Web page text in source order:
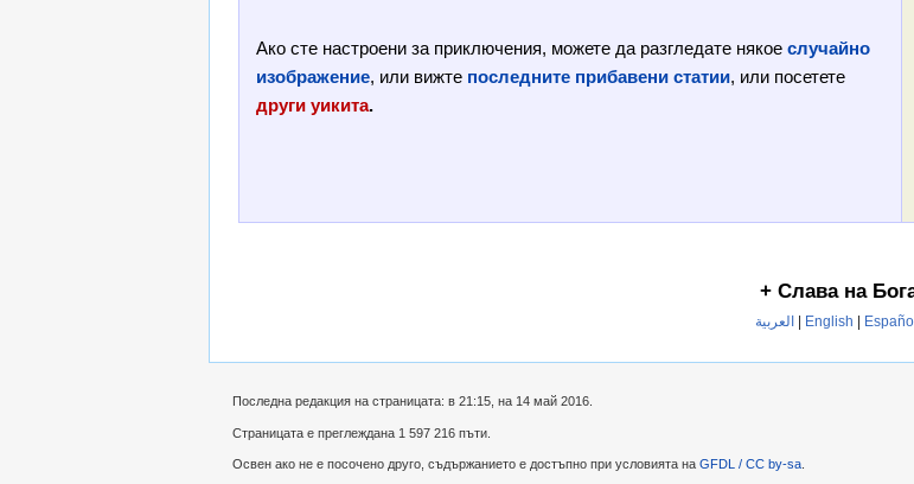
Ако сте настроени за приключения, можете да разгледате някое случайно
изображение, или вижте последните прибавени статии, или посетете
други уикита.
+ Слава на
العربية | English |
Последна редакция на страницата: в 21:15, на 14 май 2016.
Страницата е преглеждана 1 597 216 пъти.
Освен ако не е посочено друго, съдържанието е достъпно при условията на GFDL / CC by-sa